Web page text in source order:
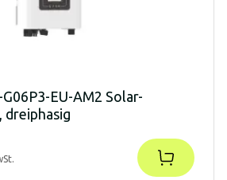
EU-AM2 Solar-
dreiphasig